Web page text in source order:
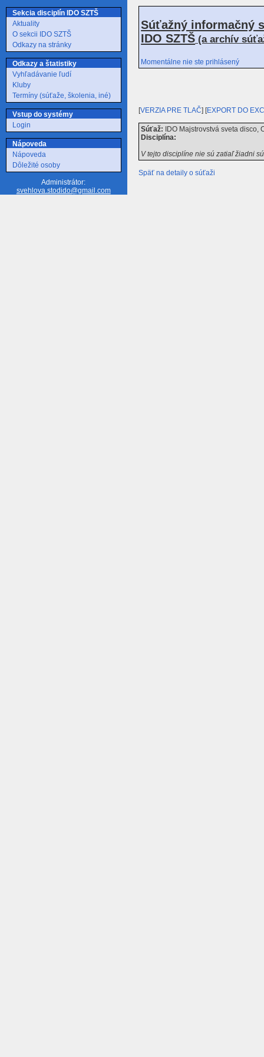
Sekcia disciplín IDO SZTŠ
Aktuality
O sekcii IDO SZTŠ
Odkazy na stránky
Odkazy a štatistiky
Vyhľadávanie ľudí
Kluby
Termíny (súťaže, školenia, iné)
Vstup do systémy
Login
Nápoveda
Nápoveda
Dôležité osoby
Administrátor:
svehlova.stodido@gmail.com
Súťažný informačný
IDO SZTŠ (a archív
Momentálne nie ste prihlásený
[VERZIA PRE TLAČ] [EXPORT DO
Súťaž: IDO Majstrovstvá sveta disco,
Disciplína:
V tejto disciplíne nie sú zatiaľ žiadni
Späť na detaily o súťaži